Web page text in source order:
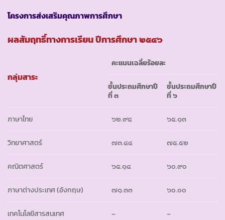
โครงการส่งเสริมคุณภาพการศึกษา
ผลสัมฤทธิ์ทางการเรียน ปีการศึกษา ๒๕๔๖
กลุ่มสาระ
คะแนนเฉลี่ยร้อยละ
ชั้นประถมศึกษาปี
ที่ ๓
ชั้นประถมศึกษาปี
ที่ ๖
ภาษาไทย ๖๒.๙๕ ๖๕.๑๓
วิทยาศาสตร์ ๗๓.๔๔ ๗๕.๕๒
คณิตศาสตร์ ๖๕.๑๔ ๖๐.๙๐
ภาษาต่างประเทศ (อังกฤษ) ๗๑.๓๓ ๖๐.๐๐
เทคโนโลยีสารสนเทศ – –